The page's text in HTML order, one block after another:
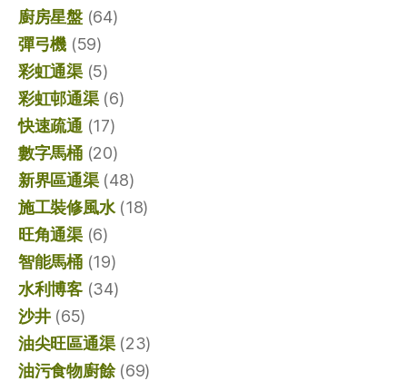
廚房星盤(64)
彈弓機 (59)
彩虹通渠(5)
彩虹邨通渠(6)
快速疏通 (17)
數字馬桶(20)
新界區通渠(48)
施工裝修風水(18)
旺角通渠(6)
智能馬桶(19)
水利博客(34)
沙井(65)
油尖旺區通渠(23)
油污食物廚餘(69)